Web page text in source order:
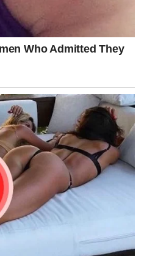
ne zgusne, zahvaljujući